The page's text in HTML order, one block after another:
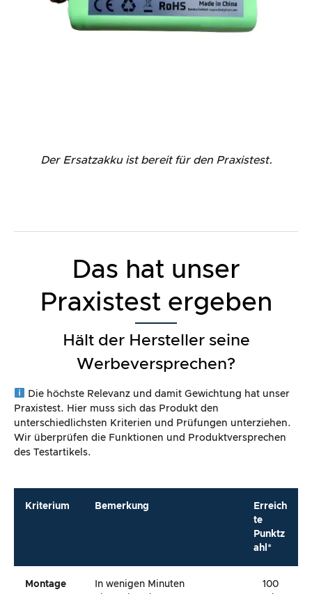
Der Ersatzakku ist bereit für den Praxistest.
Das hat unser
Praxistest ergeben
Hält der Hersteller seine
Werbeversprechen?
Die höchste Relevanz und damit Gewichtung hat unser
Praxistest. Hier muss sich das Produkt den
unterschiedlichsten Kriterien und Prüfungen unterziehen.
Wir überprüfen die Funktionen und Produktversprechen
des Testartikels.
Kriterium Bemerkung
Erreich
te
Punktz
ahl*
Montage
In wenigen Minuten
100